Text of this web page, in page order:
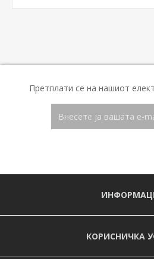
Претплати се на нашиот
КОРИСНИЧКА